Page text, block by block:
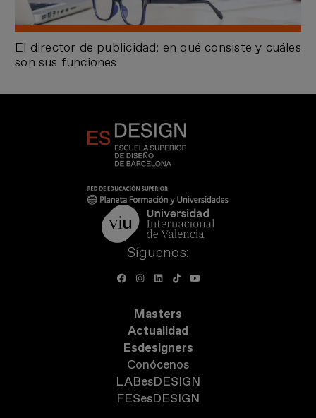
El director de publicidad: en qué consiste y cuáles
son sus funciones
Síguenos:
Masters
Actualidad
Esdesigners
Conócenos
LABesDESIGN
FESesDESIGN